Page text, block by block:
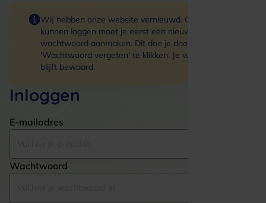
Wij hebben onze website vernieuwd. Om in te
kunnen loggen moet je eerst een nieuw
wachtwoord aanmaken. Dit doe je door op de link
'Wachtwoord vergeten' te klikken. Je winkelmand
blijft bewaard.
Inloggen
E-mailadres
Wachtwoord